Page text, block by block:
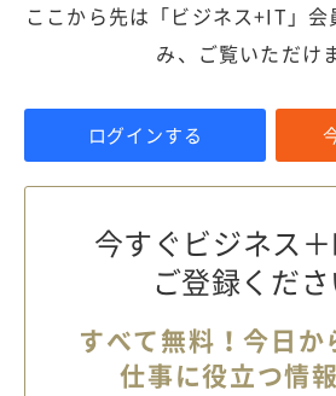
ここから先は「ビジネス+IT」
み、ご覧いただけ
ログインする
今すぐビジネス
ご登録くださ
すべて無料！今日か
仕事に役立つ情